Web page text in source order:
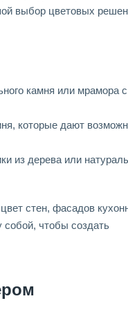
выбор цветовых
камня или мрамора с
которые дают
из дерева или
стен, фасадов
чтобы создать